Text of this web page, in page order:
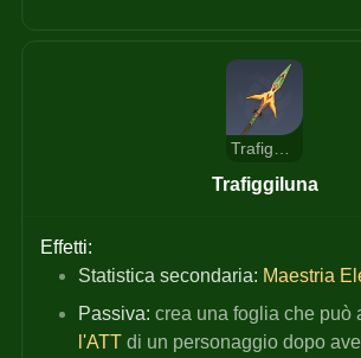
Trafiggiluna
Trafiggiluna
Effetti:
Statistica secondaria: Maestria
Passiva: crea una foglia che può
l'ATT di un personaggio dopo